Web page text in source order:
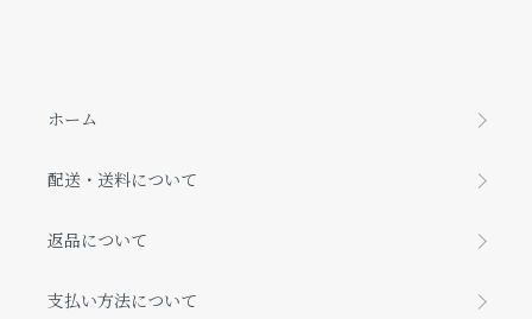
ホーム
配送・送料について
返品について
支払い方法について